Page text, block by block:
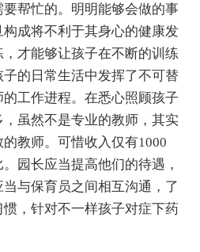
帮忙的。明明能够会做的事
成将不利于其身心的健康发
才能够让孩子在不断的训练
的日常生活中发挥了不可替
工作进程。在悉心照顾孩子
虽然不是专业的教师，其实
教师。可惜收入仅有1000
园长应当提高他们的待遇，
与保育员之间相互沟通，了
，针对不一样孩子对症下药